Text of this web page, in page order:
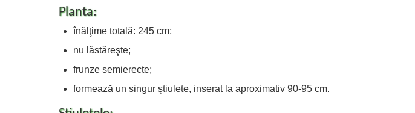
Planta:
înălţime totală: 245 cm;
nu lăstăreşte;
frunze semierecte;
formează un singur ştiulete, inserat la aproximativ 90-95 cm.